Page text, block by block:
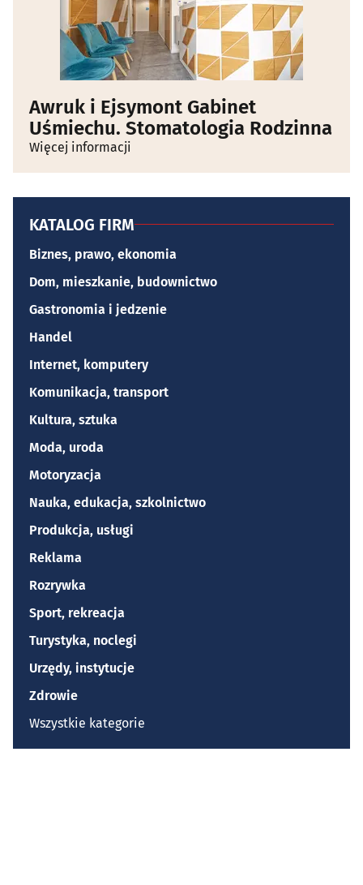
Awruk i Ejsymont Gabinet
Uśmiechu. Stomatologia Rodzinna
Więcej informacji
KATALOG FIRM
Biznes, prawo, ekonomia
Dom, mieszkanie, budownictwo
Gastronomia i jedzenie
Handel
Internet, komputery
Komunikacja, transport
Kultura, sztuka
Moda, uroda
Motoryzacja
Nauka, edukacja, szkolnictwo
Produkcja, usługi
Reklama
Rozrywka
Sport, rekreacja
Turystyka, noclegi
Urzędy, instytucje
Zdrowie
Wszystkie kategorie